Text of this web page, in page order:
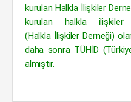
kurulan Halkla İlişkiler
kurulan halkla ilişkiler
(Halkla İlişkiler Derneği)
daha sonra TÜHİD
almıştır.